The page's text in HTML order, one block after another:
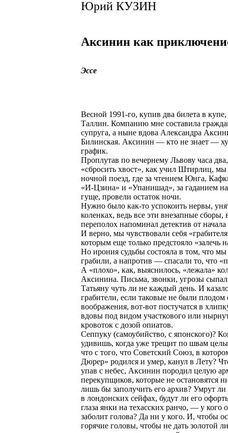
Юрий КУЗИН
Аксинин как
Эссе
Весной 1991-го, купив два билета в
Таллин. Компанию мне составила
супруга, а ныне вдова Александра
Билинская. Аксинин — кто не знает —
график.
Проплутав по вечернему Львову часа
«сбросить хвост», как учил Штирлиц,
ночной поезд, где за чтением Юнга,
«И-Цзина» и «Упанишад», за гаданием
гуще, провели остаток ночи.
Нужно было как-то успокоить нервы,
коленках, ведь все эти внезапные сборы,
переполох напоминал детектив от
И верно, мы чувствовали себя
которым еще только предстояло «залечь
Но ирония судьбы состояла в том, что
грабили, а напротив — спасали то, что
А «плохо», как, выяснилось, «лежала»
Аксинина. Письма, звонки, угрозы
Татьяну чуть ли не каждый день. И
грабители, если таковые не были плодом
воображения, вот-вот постучатся в
вдовы под видом участкового или
кровоток с дозой опиатов.
Сеппуку (самоубийство, с японского)?
удивишь, когда уже трещит по швам
что с того, что Советский Союз, в
Дюрер» родился и умер, канул в Лету?
упав с небес, Аксинин породил целую
перекупщиков, которые не остановятся
лишь бы заполучить его архив? Умрут ли
в лондонских сейфах, будут ли его
глаза янки на техасских ранчо, — у кого
заболит голова? Да ни у кого. И, чтобы
горячие головы, чтобы не дать золотой